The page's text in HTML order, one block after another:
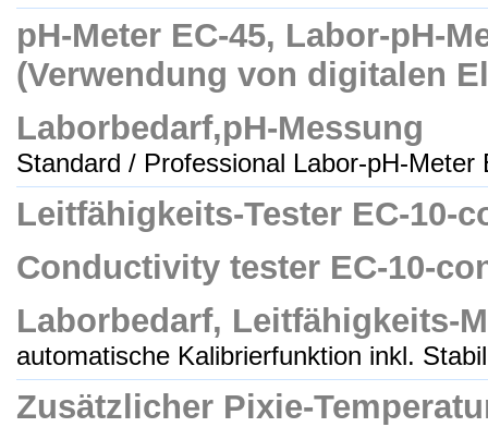
pH-Meter EC-45, Labor-pH-
(Verwendung von digitalen
Laborbedarf,pH-Messung
Standard / Professional Labor-pH-Meter
Leitfähigkeits-Tester EC-10-
Conductivity tester EC-10-
Laborbedarf, Leitfähigkeits-
automatische Kalibrierfunktion inkl.
Zusätzlicher Pixie-